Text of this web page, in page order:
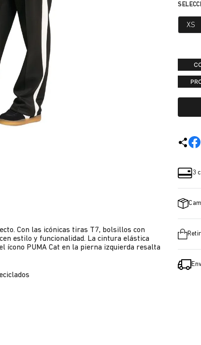
Con las icónicas tiras T7, bolsillos con
estilo y funcionalidad. La cintura elástica
ícono PUMA Cat en la pierna izquierda resalta
XS
3